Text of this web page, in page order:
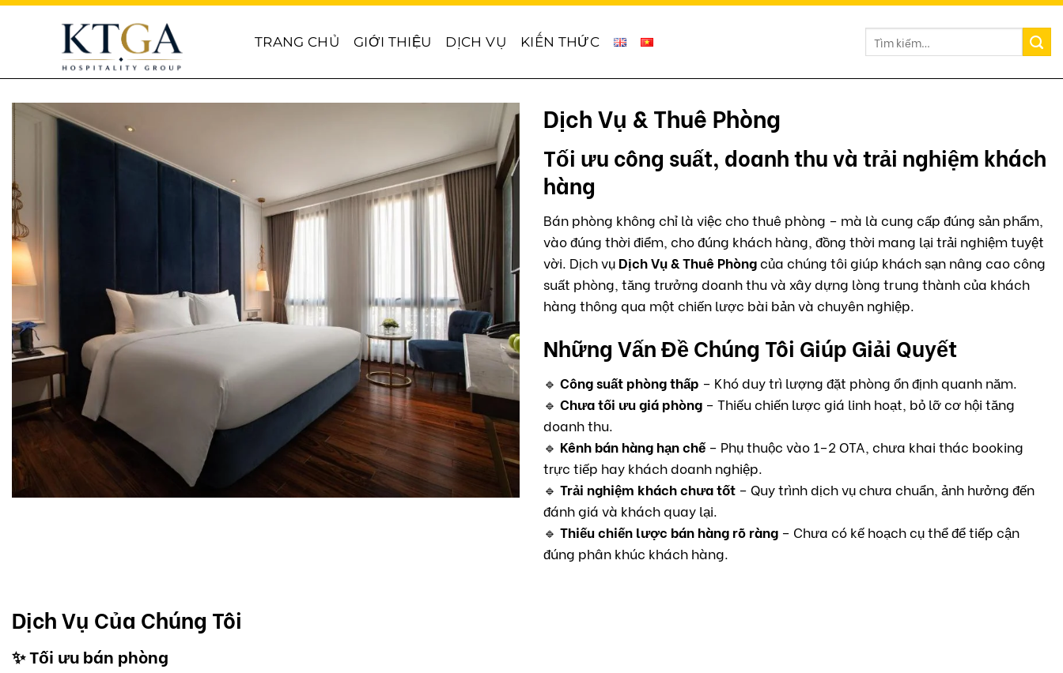
Skip
TRANG CHỦ GIỚI THIỆU DỊCH VỤ KIẾN THỨC
Dịch Vụ & Thuê Phòng
Tối ưu công suất, doanh thu và trải nghiệm khách
hàng
Bán phòng không chỉ là việc cho thuê phòng – mà là cung cấp đúng sản phẩm,
vào đúng thời điểm, cho đúng khách hàng, đồng thời mang lại trải nghiệm tuyệt
vời. Dịch vụ Dịch Vụ & Thuê Phòngcủa chúng tôi giúp khách sạn nâng cao công
suất phòng, tăng trưởng doanh thu và xây dựng lòng trung thành của khách
hàng thông qua một chiến lược bài bản và chuyên nghiệp.
Những Vấn Đề Chúng Tôi Giúp Giải Quyết
🔹 Công suất phòng thấp – Khó duy trì lượng đặt phòng ổn định quanh năm.
🔹 Chưa tối ưu giá phòng – Thiếu chiến lược giá linh hoạt, bỏ lỡ cơ hội tăng
doanh thu.
🔹 Kênh bán hàng hạn chế– Phụ thuộc vào 1–2 OTA, chưa khai thác booking
trực tiếp hay khách doanh nghiệp.
🔹 Trải nghiệm khách chưa tốt – Quy trình dịch vụ chưa chuẩn, ảnh hưởng đến
đánh giá và khách quay lại.
🔹 Thiếu chiến lược bán hàng rõ ràng – Chưa có kế hoạch cụ thể để tiếp cận
đúng phân khúc khách hàng.
Dịch Vụ Của Chúng Tôi
✨Tối ưu bán phòng